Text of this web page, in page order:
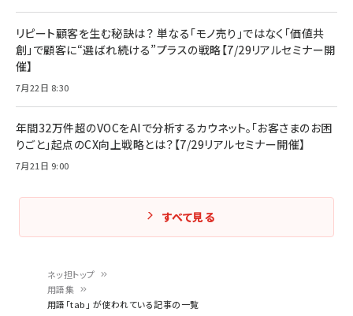
ネッ担トップ
用語集
用語「tab」 が使われている記事の一覧
リピート顧客を生む秘訣は？ 単なる「モノ売り」ではなく「価値共
創」で顧客に“選ばれ続ける”プラスの戦略【7/29リアルセミナー開
催】
7月22日 8:30
年間32万件超のVOCをAIで分析するカウネット。「お客さまのお困
りごと」起点のCX向上戦略とは？【7/29リアルセミナー開催】
7月21日 9:00
すべて見る